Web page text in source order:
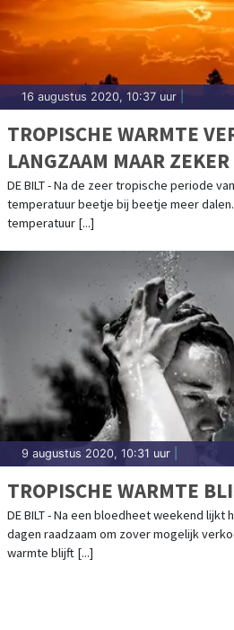
16 augustus 2020, 10:37 uur
TROPISCHE WARMTE
LANGZAAM MAAR ZEKER
DE BILT - Na de zeer tropische periode
temperatuur beetje bij beetje meer
temperatuur [...]
9 augustus 2020, 10:31 uur
TROPISCHE WARMTE
DE BILT - Na een bloedheet weekend
dagen raadzaam om zover mogelijk
warmte blijft [...]